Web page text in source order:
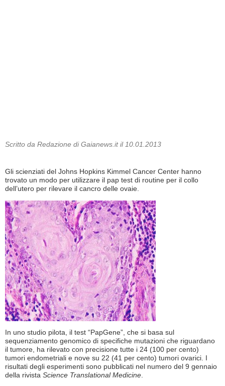
Scritto da Redazione di Gaianews.it il 10.01.2013
Gli scienziati del Johns Hopkins Kimmel Cancer Center hanno
trovato un modo per utilizzare il pap test di routine per il collo
dell’utero per rilevare il cancro delle ovaie.
In uno studio pilota, il test “PapGene”, che si basa sul
sequenziamento genomico di specifiche mutazioni che riguardano
il tumore, ha rilevato con precisione tutte i 24 (100 per cento)
tumori endometriali e nove su 22 (41 per cento) tumori ovarici. I
risultati degli esperimenti sono pubblicati nel numero del 9 gennaio
della rivista Science Translational Medicine